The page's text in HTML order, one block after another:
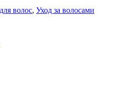
волос, Уход за волосами